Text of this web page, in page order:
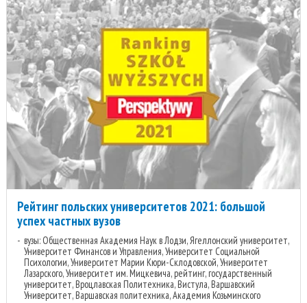
Рейтинг польских университетов 2021: большой
успех частных вузов
вузы: Общественная Академия Наук в Лодзи, Ягеллонский университет,
Университет Финансов и Управления, Университет Социальной
Психологии, Университет Марии Кюри-Склодовской, Университет
Лазарского, Университет им. Мицкевича, рейтинг, государственный
университет, Вроцлавская Политехника, Вистула, Варшавский
Университет, Варшавская политехника, Академия Козьминского